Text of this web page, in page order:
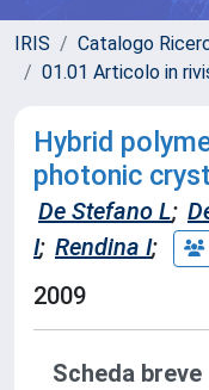
IRIS Catalogo
01.01 Articolo in
Hybrid
photonic
De Stefano L;
I; Rendina I;
2009
Scheda breve